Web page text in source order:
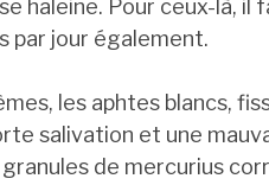
haleine. Pour ceux-là,
par jour également.
les aphtes blancs,
salivation et une
de mercurius